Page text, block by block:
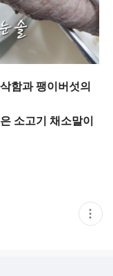
함과 팽이버섯의
채소말이
현
재